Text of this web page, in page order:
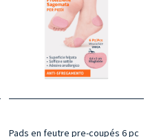
Pads en feutre pre-coupés 6 pc